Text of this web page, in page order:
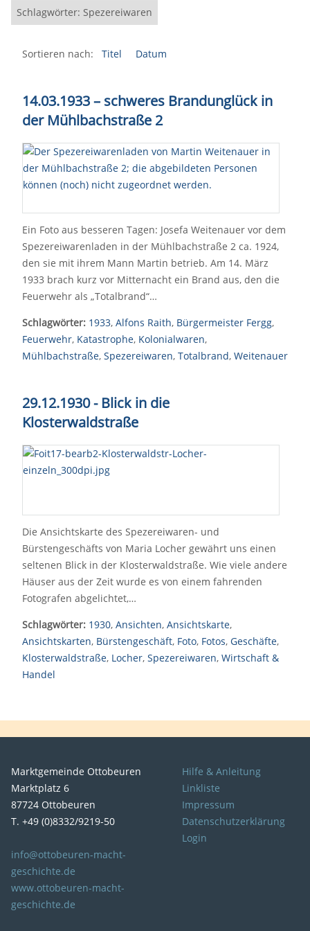
Schlagwörter: Spezereiwaren
Sortieren nach: Titel Datum
14.03.1933 – schweres Brandunglück in
der Mühlbachstraße 2
Ein Foto aus besseren Tagen: Josefa Weitenauer vor dem
Spezereiwarenladen in der Mühlbachstraße 2 ca. 1924,
den sie mit ihrem Mann Martin betrieb. Am 14. März
1933 brach kurz vor Mitternacht ein Brand aus, den die
Feuerwehr als „Totalbrand“…
Schlagwörter: 1933, Alfons Raith, Bürgermeister Fergg,
Feuerwehr, Katastrophe, Kolonialwaren,
Mühlbachstraße, Spezereiwaren, Totalbrand, Weitenauer
29.12.1930 - Blick in die
Klosterwaldstraße
Die Ansichtskarte des Spezereiwaren- und
Bürstengeschäfts von Maria Locher gewährt uns einen
seltenen Blick in der Klosterwaldstraße. Wie viele andere
Häuser aus der Zeit wurde es von einem fahrenden
Fotografen abgelichtet,…
Schlagwörter: 1930, Ansichten, Ansichtskarte,
Ansichtskarten, Bürstengeschäft, Foto, Fotos, Geschäfte,
Klosterwaldstraße, Locher, Spezereiwaren, Wirtschaft &
Handel
Marktgemeinde Ottobeuren
Marktplatz 6
87724 Ottobeuren
T. +49 (0)8332/9219-50
info@ottobeuren-macht-
geschichte.de
www.ottobeuren-macht-
geschichte.de
Hilfe & Anleitung
Linkliste
Impressum
Datenschutzerklärung
Login